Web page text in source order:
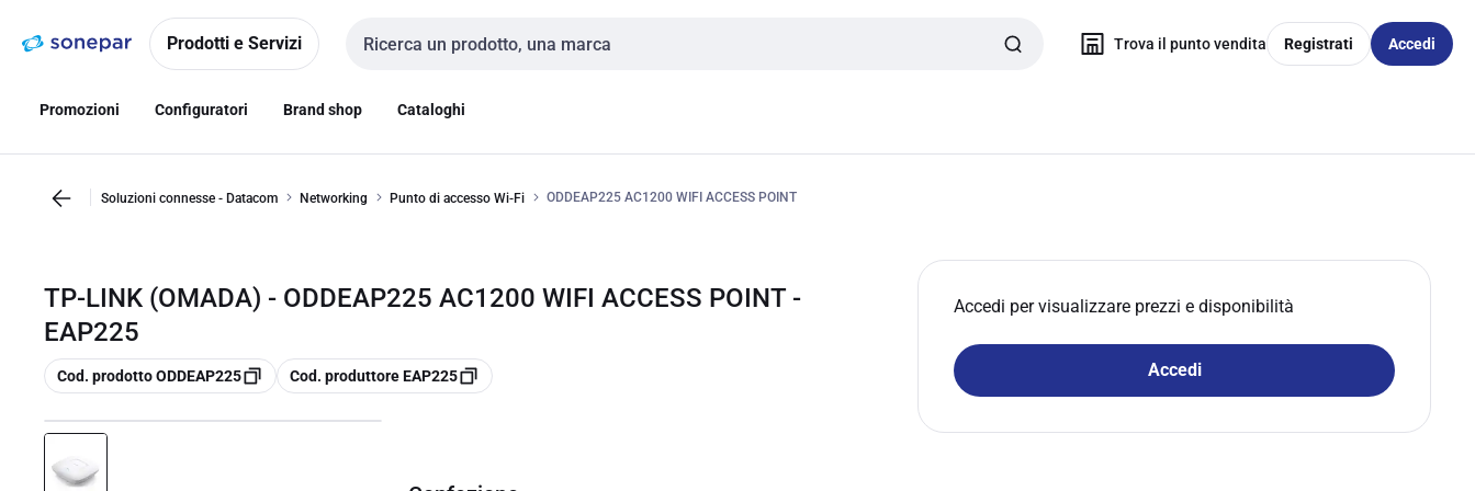
navigazionealla
Prodotti e Servizi
Cerca input
Trova il punto vendita Registrati Accedi
Promozioni Configuratori Brand shop Cataloghi
Soluzioni connesse - Datacom Networking Punto di accesso Wi-Fi ODDEAP225 AC1200 WIFI ACCESS POINT
TP-LINK (OMADA) - ODDEAP225 AC1200 WIFI ACCESS POINT -
EAP225
copia
Cod. prodotto ODDEAP225 copia
Cod. produttore EAP225
Accedi per visualizzare prezzi e disponibilità
Accedi